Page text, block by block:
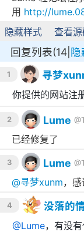
用 http://
隐藏样式
查看源
回复列表(14|
1 寻梦
你提供的网站注
2 Lume
已经修复了
3 Lume
@寻梦xunm，
4 没落的
@Lume，有没